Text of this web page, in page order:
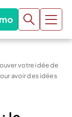
votre idée de
avoir des idées